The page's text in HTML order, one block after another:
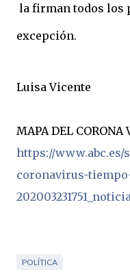
la firman todos los
excepción.
Luisa Vicente
MAPA DEL CORONA
https://www.abc.es/
coronavirus-
POLÍTICA